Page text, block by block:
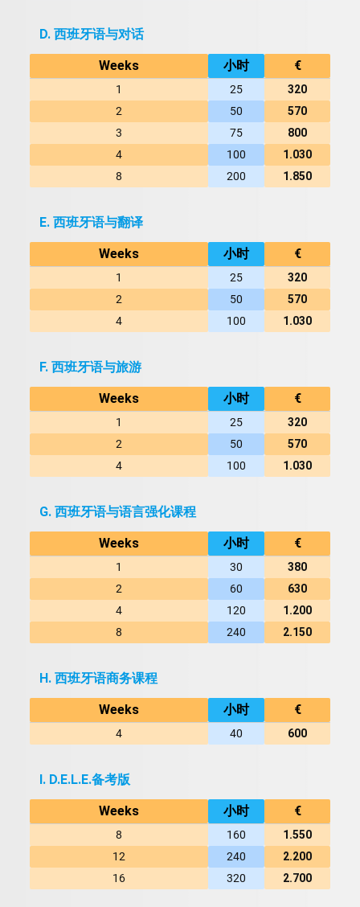
D. 西班牙语与对话
Weeks 小时 €
1 25
320
2
50
570
3
75
800
4
100
1.030
8
200 1.850
E. 西班牙语与翻译
Weeks 小时 €
1 25
320
2
50
570
4
100 1.030
F. 西班牙语与旅游
Weeks 小时 €
1 25
320
2
50
570
4
100 1.030
G. 西班牙语与语言强化课程
Weeks 小时 €
1 30
380
2
60
630
4
120
1.200
8
240 2.150
H. 西班牙语商务课程
Weeks 小时 €
4 40 600
I. D.E.L.E.备考版
Weeks 小时 €
8 160
1.550
12
240
2.200
16
320 2.700